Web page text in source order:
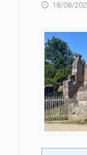
18/08/